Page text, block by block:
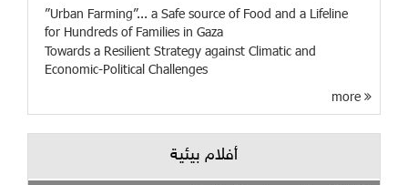
”Urban Farming”... a Safe source of Food and a Lifeline
for Hundreds of Families in Gaza
Towards a Resilient Strategy against Climatic and
Economic-Political Challenges
أفلام بيئية